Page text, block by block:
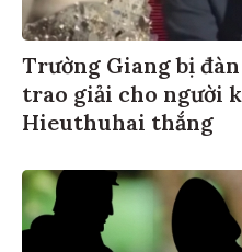
Trường Giang bị
trao giải cho người
Hieuthuhai thắng